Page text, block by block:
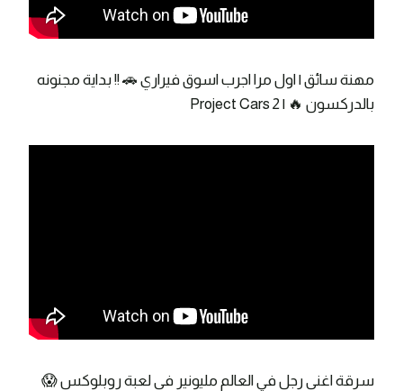
مهنة سائق | اول مرا اجرب اسوق فيراري 🚗 !! بداية مجنونه
بالدركسون 🔥 | Project Cars 2
سرقة اغنى رجل في العالم مليونير فى لعبة روبلوكس 😱